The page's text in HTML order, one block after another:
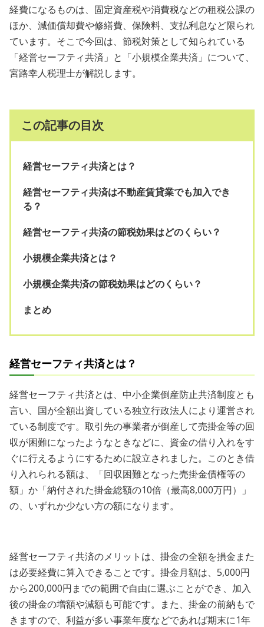
外部送信、第三者提供、情報収集モジュールの有無
OWNERS.COM API利用規約
経費になるものは、固定資産税や消費税などの租税公課の
ほか、減価償却費や修繕費、保険料、支払利息など限られ
ています。そこで今回は、節税対策として知られている
「経営セーフティ共済」と「小規模企業共済」について、
宮路幸人税理士が解説します。
この記事の目次
経営セーフティ共済とは？
経営セーフティ共済は不動産賃貸業でも加入でき
る？
経営セーフティ共済の節税効果はどのくらい？
小規模企業共済とは？
小規模企業共済の節税効果はどのくらい？
まとめ
経営セーフティ共済とは？
経営セーフティ共済とは、中小企業倒産防止共済制度とも
言い、国が全額出資している独立行政法人により運営され
ている制度です。取引先の事業者が倒産して売掛金等の回
収が困難になったようなときなどに、資金の借り入れをす
ぐに行えるようにするために設立されました。このとき借
り入れられる額は、「回収困難となった売掛金債権等の
額」か「納付された掛金総額の10倍（最高8,000万円）」
の、いずれか少ない方の額になります。
経営セーフティ共済のメリットは、掛金の全額を損金また
は必要経費に算入できることです。掛金月額は、5,000円
から200,000円までの範囲で自由に選ぶことができ、加入
後の掛金の増額や減額も可能です。また、掛金の前納もで
きますので、利益が多い事業年度などであれば期末に1年